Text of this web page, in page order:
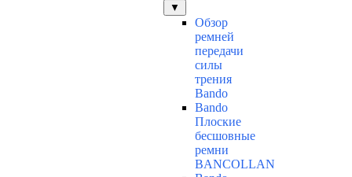
▼
Обзор
ремней
передачи
силы
трения
Bando
Bando
Плоские
бесшовные
ремни
BANCOLLAN